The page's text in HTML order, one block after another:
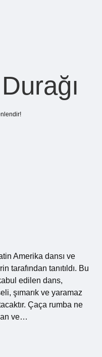
Amerika dansı ve
tarafından tanıtıldı. Bu
edilen dans,
şımarık ve yaramaz
Çaça rumba ne
ve…